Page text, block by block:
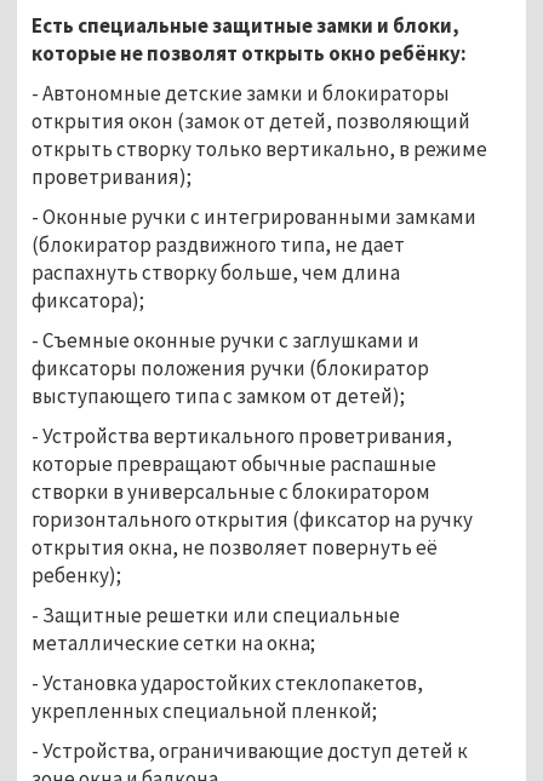
Есть специальные защитные замки и блоки,
которые не позволят открыть окно ребёнку:
- Автономные детские замки и блокираторы
открытия окон (замок от детей, позволяющий
открыть створку только вертикально, в режиме
проветривания);
- Оконные ручки с интегрированными замками
(блокиратор раздвижного типа, не дает
распахнуть створку больше, чем длина
фиксатора);
- Съемные оконные ручки с заглушками и
фиксаторы положения ручки (блокиратор
выступающего типа с замком от детей);
- Устройства вертикального проветривания,
которые превращают обычные распашные
створки в универсальные с блокиратором
горизонтального открытия (фиксатор на ручку
открытия окна, не позволяет повернуть её
ребенку);
- Защитные решетки или специальные
металлические сетки на окна;
- Установка ударостойких стеклопакетов,
укрепленных специальной пленкой;
- Устройства, ограничивающие доступ детей к